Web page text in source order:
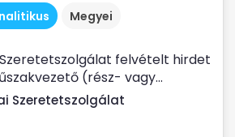
Megyei
felvételt hirdet
(rész- vagy...
Szeretetszolgálat